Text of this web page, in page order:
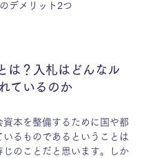
デメリット2つ
は？入札はどんなル
ているのか
資本を整備するために国や都
いるものであるということは
じのことだと思います。しか